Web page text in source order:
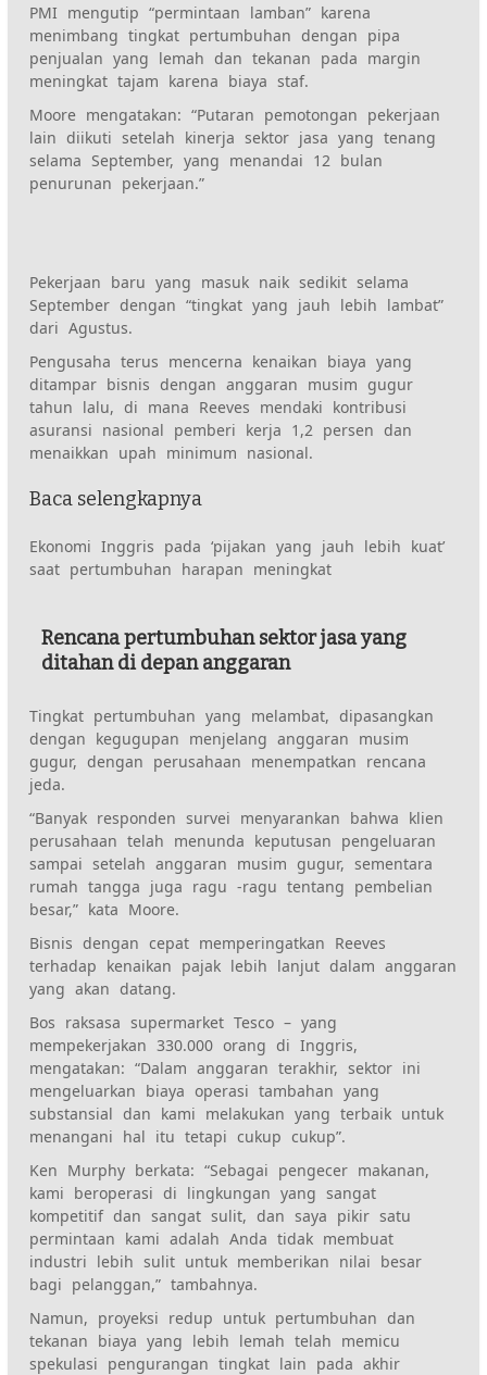
PMI mengutip “permintaan lamban” karena
menimbang tingkat pertumbuhan dengan pipa
penjualan yang lemah dan tekanan pada margin
meningkat tajam karena biaya staf.
Moore mengatakan: “Putaran pemotongan pekerjaan
lain diikuti setelah kinerja sektor jasa yang tenang
selama September, yang menandai 12 bulan
penurunan pekerjaan.”
Pekerjaan baru yang masuk naik sedikit selama
September dengan “tingkat yang jauh lebih lambat”
dari Agustus.
Pengusaha terus mencerna kenaikan biaya yang
ditampar bisnis dengan anggaran musim gugur
tahun lalu, di mana Reeves mendaki kontribusi
asuransi nasional pemberi kerja 1,2 persen dan
menaikkan upah minimum nasional.
Baca selengkapnya
Ekonomi Inggris pada ‘pijakan yang jauh lebih kuat’
saat pertumbuhan harapan meningkat
Rencana pertumbuhan sektor jasa yang
ditahan di depan anggaran
Tingkat pertumbuhan yang melambat, dipasangkan
dengan kegugupan menjelang anggaran musim
gugur, dengan perusahaan menempatkan rencana
jeda.
“Banyak responden survei menyarankan bahwa klien
perusahaan telah menunda keputusan pengeluaran
sampai setelah anggaran musim gugur, sementara
rumah tangga juga ragu -ragu tentang pembelian
besar,” kata Moore.
Bisnis dengan cepat memperingatkan Reeves
terhadap kenaikan pajak lebih lanjut dalam anggaran
yang akan datang.
Bos raksasa supermarket Tesco – yang
mempekerjakan 330.000 orang di Inggris,
mengatakan: “Dalam anggaran terakhir, sektor ini
mengeluarkan biaya operasi tambahan yang
substansial dan kami melakukan yang terbaik untuk
menangani hal itu tetapi cukup cukup”.
Ken Murphy berkata: “Sebagai pengecer makanan,
kami beroperasi di lingkungan yang sangat
kompetitif dan sangat sulit, dan saya pikir satu
permintaan kami adalah Anda tidak membuat
industri lebih sulit untuk memberikan nilai besar
bagi pelanggan,” tambahnya.
Namun, proyeksi redup untuk pertumbuhan dan
tekanan biaya yang lebih lemah telah memicu
spekulasi pengurangan tingkat lain pada akhir